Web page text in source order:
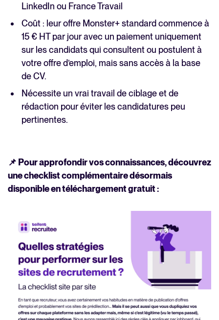
LinkedIn ou France Travail
Coût : leur offre Monster+ standard commence à
15 € HT par jour avec un paiement uniquement
sur les candidats qui consultent ou postulent à
votre offre d’emploi, mais sans accès à la base
de CV.
Nécessite un vrai travail de ciblage et de
rédaction pour éviter les candidatures peu
pertinentes.
📌 Pour approfondir vos connaissances, découvrez
une checklist complémentaire désormais
disponible en téléchargement gratuit :